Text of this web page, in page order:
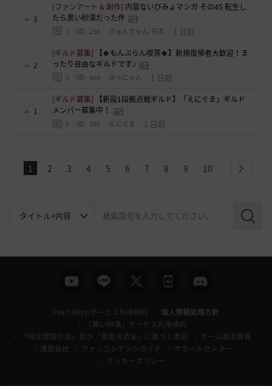
3
[ファンアート & 創作] 内容ないびみょマンガ その45 転生し
たら黒い砂漠だった件
1 256 きゅんきゅん-日本 1 日前
2
[ギルド募集]
【🍀もんぶらん喫茶🍀】新規復帰者大歓迎！ま
ったり自由なギルドです♪
0 404 ゆぅにゃん 1 日前
1
[ギルド募集]
【新設1段拠点戦ギルド】「えにぐま」ギルド
メンバー募集中！
0 396 えにぐま 1 日前
1 2 3 4 5 6 7 8 9 10 next
検
Pearl Abyssサービス利用規約
個人情報処理方針
「黒い砂漠」サービス利用規約
「特定商取引法」及び「資金決済法」に基づく表記
ゲーム基本情報
運営会社
ファンコンテンツガイド
サポートセンター
クッキーポリシー